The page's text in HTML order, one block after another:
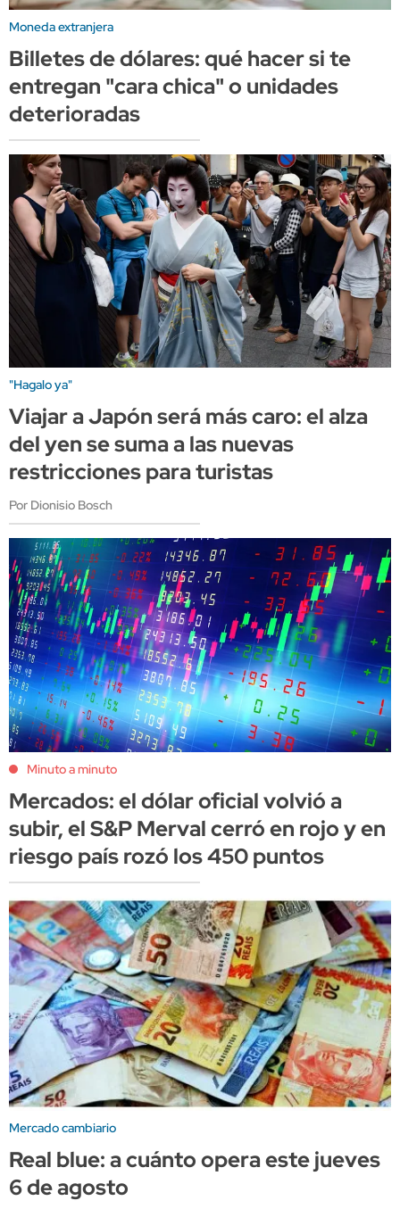
Moneda extranjera
Billetes de dólares: qué hacer si te
entregan "cara chica" o unidades
deterioradas
"Hagalo ya"
Viajar a Japón será más caro: el alza
del yen se suma a las nuevas
restricciones para turistas
Por Dionisio Bosch
Minuto a minuto
Mercados: el dólar oficial volvió a
subir, el S&P Merval cerró en rojo y en
riesgo país rozó los 450 puntos
Mercado cambiario
Real blue: a cuánto opera este jueves
6 de agosto